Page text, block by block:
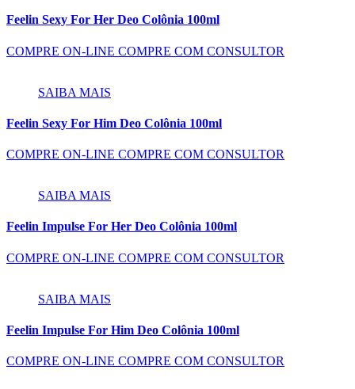
Feelin Sexy For Her Deo Colônia 100ml
COMPRE ON-LINE COMPRE COM CONSULTOR
SAIBA MAIS
Feelin Sexy For Him Deo Colônia 100ml
COMPRE ON-LINE COMPRE COM CONSULTOR
SAIBA MAIS
Feelin Impulse For Her Deo Colônia 100ml
COMPRE ON-LINE COMPRE COM CONSULTOR
SAIBA MAIS
Feelin Impulse For Him Deo Colônia 100ml
COMPRE ON-LINE COMPRE COM CONSULTOR